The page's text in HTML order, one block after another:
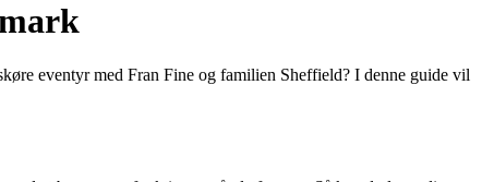
eventyr med Fran Fine og familien Sheffield? I denne guide vil